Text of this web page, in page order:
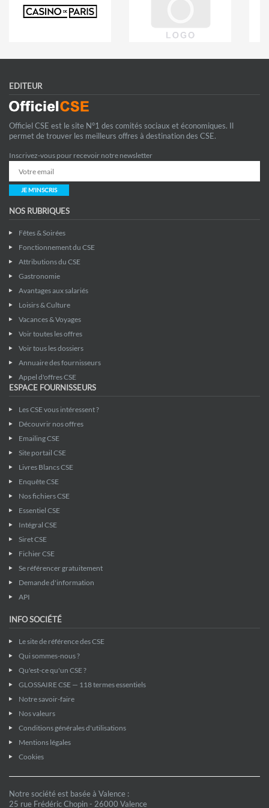
EDITEUR
Officiel CSE est le site N°1 des comités sociaux et économiques. Il
permet de trouver les meilleurs offres à destination des CSE.
Inscrivez-vous pour recevoir notre newsletter
JE M'INSCRIS
NOS RUBRIQUES
Fêtes & Soirées
Fonctionnement du CSE
Attributions du CSE
Gastronomie
Avantages aux salariés
Loisirs & Culture
Vacances & Voyages
Voir toutes les offres
Voir tous les dossiers
Annuaire des fournisseurs
Appel d'offres CSE
ESPACE FOURNISSEURS
Les CSE vous intéressent ?
Découvrir nos offres
Emailing CSE
Site portail CSE
Livres Blancs CSE
Enquête CSE
Nos fichiers CSE
Essentiel CSE
Intégral CSE
Siret CSE
Fichier CSE
Se référencer gratuitement
Demande d'information
API
INFO SOCIÉTÉ
Le site de référence des CSE
Qui sommes-nous ?
Qu'est-ce qu'un CSE ?
GLOSSAIRE CSE — 118 termes essentiels
Notre savoir-faire
Nos valeurs
Conditions générales d'utilisations
Mentions légales
Cookies
Notre société est basée à Valence :
25 rue Frédéric Chopin - 26000 Valence